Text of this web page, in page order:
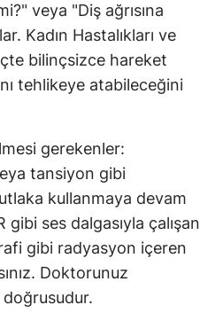
veya "Diş ağrısına
Kadın Hastalıkları ve
bilinçsizce hareket
tehlikeye atabileceğini
gerekenler:
tansiyon gibi
kullanmaya devam
ses dalgasıyla çalışan
gibi radyasyon içeren
Doktorunuz